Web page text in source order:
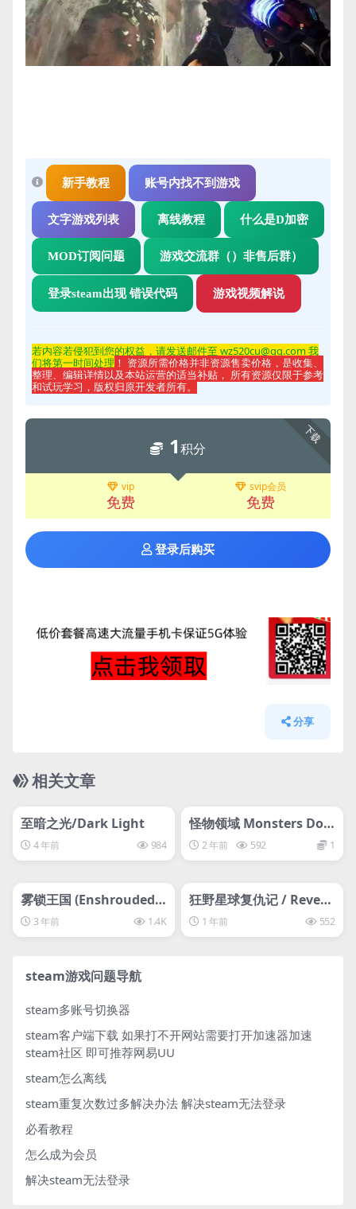
新手教程 账号内找不到游戏
文字游戏列表 离线教程 什么是D加密
MOD订阅问题 游戏交流群（）非售后群）
登录steam出现 错误代码 游戏视频解说
若内容若侵犯到您的权益，请发送邮件至 wz520cu@qq.com 我
们将第一时间处理 ！ 资源所需价格并非资源售卖价格，是收集、
整理、编辑详情以及本站运营的适当补贴， 所有资源仅限于参考
和试玩学习，版权归原开发者所有。
下载
1积分
vip
免费
svip会员
免费
登录后购买
分享
相关文章
svip专属
至暗之光/Dark Light
4 年前 984
svip专属
怪物领域 Monsters Do
main
2 年前 592 1
svip专属
雾锁王国 (Enshrouded)
离线3 年前 1.4K
狂野星球复仇记 / Reven
ge of the Savage Plane
t
1 年前 552
steam游戏问题导航
steam多账号切换器
steam客户端下载 如果打不开网站需要打开加速器加速
steam社区 即可推荐网易UU
steam怎么离线
steam重复次数过多解决办法 解决steam无法登录
必看教程
怎么成为会员
解决steam无法登录